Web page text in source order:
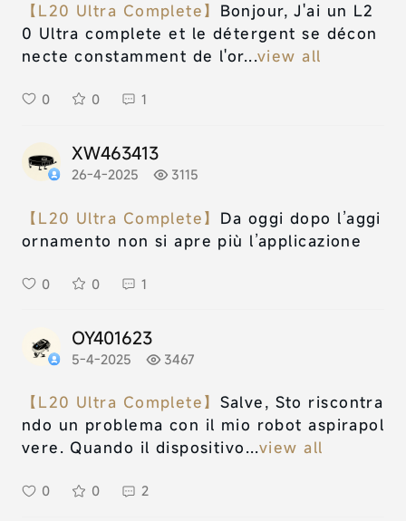
【L20 Ultra Complete】 Bonjour, J'ai un L2
0 Ultra complete et le détergent se décon
necte constamment de l'or...view all
0 0 1
XW463413
26-4-2025 3115
【L20 Ultra Complete】 Da oggi dopo l’aggi
ornamento non si apre più l’applicazione
0 0 1
OY401623
5-4-2025 3467
【L20 Ultra Complete】 Salve, Sto riscontra
ndo un problema con il mio robot aspirapol
vere. Quando il dispositivo...view all
0 0 2